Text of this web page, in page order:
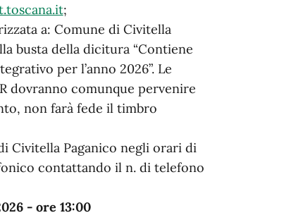
;
a: Comune di Civitella
busta della dicitura “Contiene
per l’anno 2026”. Le
dovranno comunque pervenire
non farà fede il timbro
Civitella Paganico negli orari di
contattando il n. di telefono
- ore 13:00